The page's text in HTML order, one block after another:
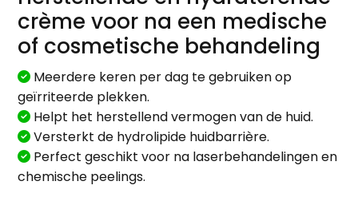
crème voor na een medische
of cosmetische behandeling
Meerdere keren per dag te gebruiken op
geïrriteerde plekken.
Helpt het herstellend vermogen van de huid.
Versterkt de hydrolipide huidbarrière.
Perfect geschikt voor na laserbehandelingen en
chemische peelings.